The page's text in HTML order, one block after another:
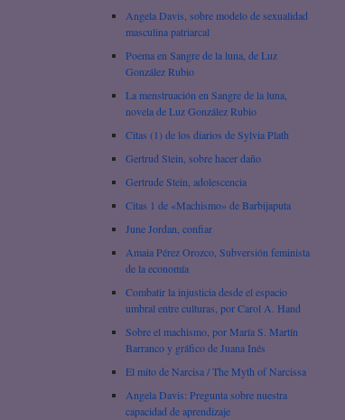
Angela Davis, sobre modelo de sexualidad
masculina patriarcal
Poema en Sangre de la luna, de Luz
González Rubio
La menstruación en Sangre de la luna,
novela de Luz González Rubio
Citas (1) de los diarios de Sylvia Plath
Gertrud Stein, sobre hacer daño
Gertrude Stein, adolescencia
Citas 1 de «Machismo» de Barbijaputa
June Jordan, confiar
Amaia Pérez Orozco, Subversión feminista
de la economía
Combatir la injusticia desde el espacio
umbral entre culturas, por Carol A. Hand
Sobre el machismo, por María S. Martín
Barranco y gráfico de Juana Inés
El mito de Narcisa / The Myth of Narcissa
Angela Davis: Pregunta sobre nuestra
capacidad de aprendizaje